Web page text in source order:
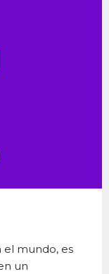
el mundo, es
un